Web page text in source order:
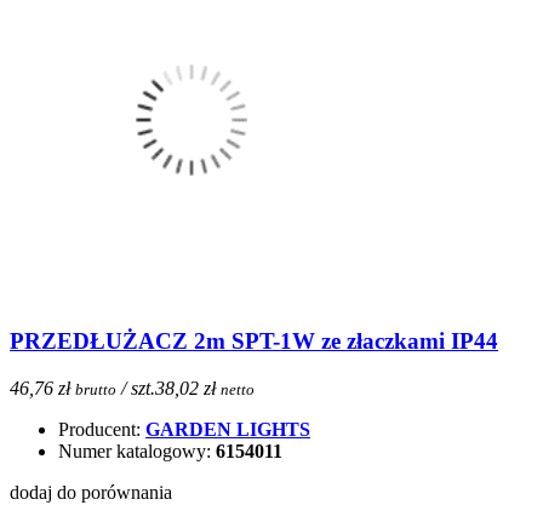
PRZEDŁUŻACZ 2m SPT-1W ze złaczkami IP44
46,76 zł brutto / szt.38,02 zł netto
Producent: GARDEN LIGHTS
Numer katalogowy: 6154011
dodaj do porównania